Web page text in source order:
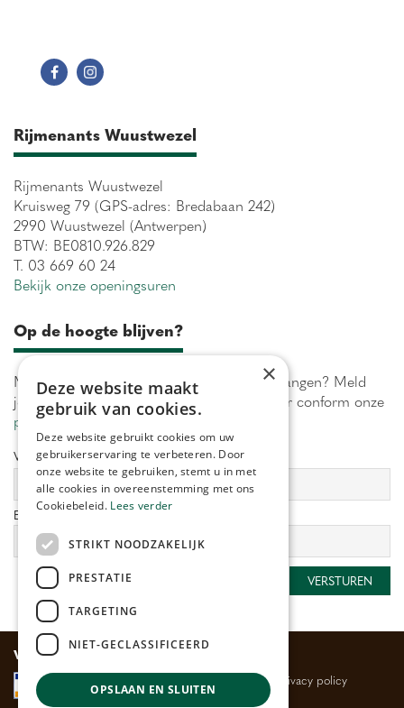
Rijmenants Wuustwezel
Rijmenants Wuustwezel
Kruisweg 79 (GPS-adres: Bredabaan 242)
2990 Wuustwezel (Antwerpen)
BTW: BE0810.926.829
T. 03 669 60 24
Bekijk onze openingsuren
Op de hoogte blijven?
Maximaal 1 keer per week onze acties ontvangen? Meld
je aan! Wij verwerken jouw gegevens secuur conform onze
privacy policy.
Voornaam: Achternaam:
E-mailadres:
Veilig betalen
Algemene voorwaarden Privacy policy
×
Deze website maakt
gebruik van cookies.
Deze website gebruikt cookies om uw
gebruikerservaring te verbeteren. Door
onze website te gebruiken, stemt u in met
alle cookies in overeenstemming met ons
Cookiebeleid. Lees verder
STRIKT NOODZAKELIJK
PRESTATIE
TARGETING
NIET-GECLASSIFICEERD
OPSLAAN EN SLUITEN